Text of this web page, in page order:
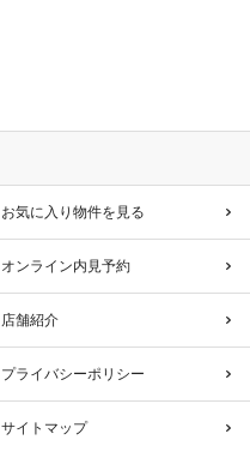
お気に入り物件を見る
オンライン内見予約
店舗紹介
プライバシーポリシー
サイトマップ